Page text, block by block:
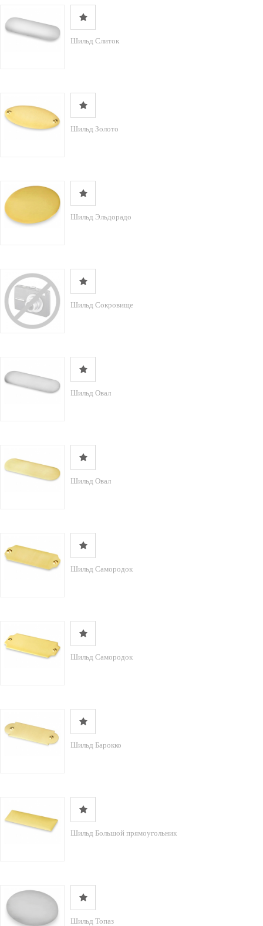
Шильд Слиток
Шильд Золото
Шильд Эльдорадо
Шильд Сокровище
Шильд Овал
Шильд Овал
Шильд Самородок
Шильд Самородок
Шильд Барокко
Шильд Большой прямоугольник
Шильд Топаз